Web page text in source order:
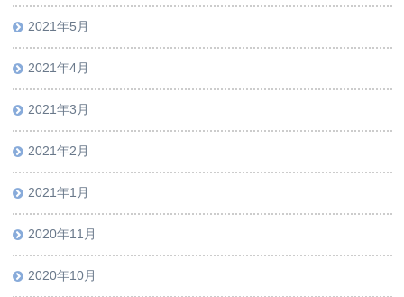
2021年5月
2021年4月
2021年3月
2021年2月
2021年1月
2020年11月
2020年10月